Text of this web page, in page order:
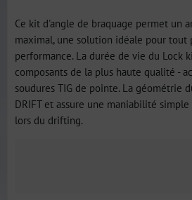
Ce kit d'angle de braquage permet un
maximal, une solution idéale pour tout
performance. La durée de vie du Lock
composants de la plus haute qualité -
soudures TIG de pointe. La géométrie
DRIFT et assure une maniabilité
lors du drifting.